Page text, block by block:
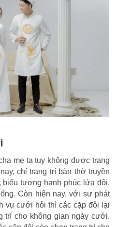
mẹ ta tuy không được trang
chỉ trang trí bàn thờ truyền
biểu tượng hạnh phúc lứa đôi,
Còn hiện nay, với sự phát
vụ cưới hỏi thì các cặp đôi lại
trí cho không gian ngày cưới.